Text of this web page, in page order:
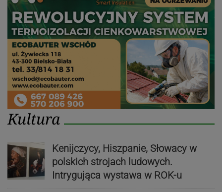
Kultura
Kenijczycy, Hiszpanie, Słowacy w
polskich strojach ludowych.
Intrygująca wystawa w ROK-u